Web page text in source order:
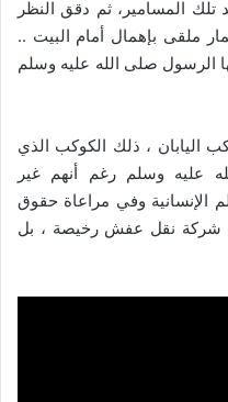
تلك المسامير، ثم دقق النظر
ملقى بإهمال أمام البيت ..
الرسول صلى الله عليه وسلم
اليابان ، ذلك الكوكب الذي
عليه وسلم رغم أنهم غير
الإنسانية وفي مراعاة حقوق
شركة نقل عفش رخيصة ، بل